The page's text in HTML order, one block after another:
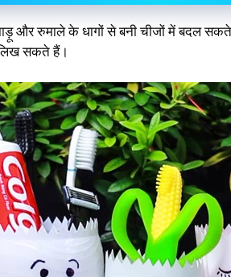
और रुमाले के धागों से बनी चीजों में बदल
सकते हैं।